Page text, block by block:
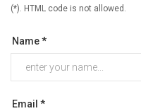
(*). HTML code is not allowed.
Name *
Email *